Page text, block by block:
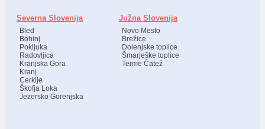
Severna Slovenija
Bled
Bohinj
Pokljuka
Radovljica
Kranjska Gora
Kranj
Cerklje
Škofja Loka
Jezersko Gorenjska
Južna Slovenija
Novo Mesto
Brežice
Dolenjske toplice
Šmarješke toplice
Terme Čatež